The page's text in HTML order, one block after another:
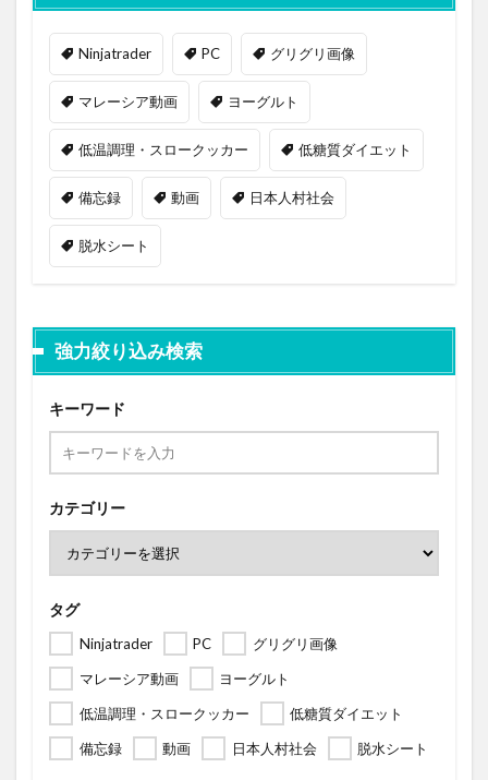
Ninjatrader PC グリグリ画像
マレーシア動画 ヨーグルト
低温調理・スロークッカー 低糖質ダイエット
備忘録 動画 日本人村社会
脱水シート
強力絞り込み検索
キーワード
カテゴリー
タグ
Ninjatrader PC
グリグリ画像
マレーシア動画
ヨーグルト
低温調理・スロークッカー
低糖質ダイエット
備忘録
動画 日本人村社会 脱水シート